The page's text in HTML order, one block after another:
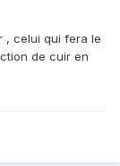
, celui qui fera le
de cuir en